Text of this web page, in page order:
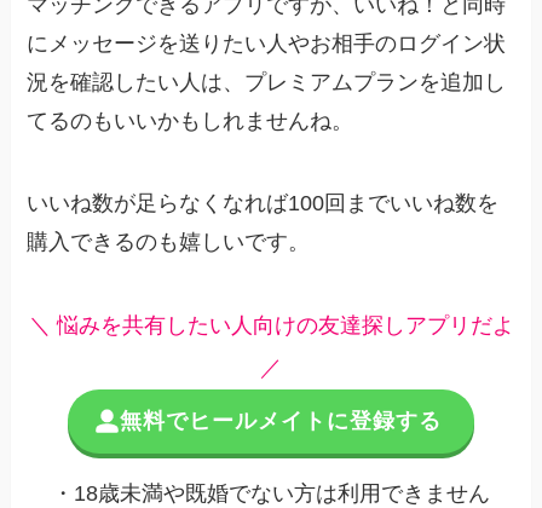
マッチングできるアプリですが、いいね！と同時
にメッセージを送りたい人やお相手のログイン状
況を確認したい人は、プレミアムプランを追加し
てるのもいいかもしれませんね。
いいね数が足らなくなれば100回までいいね数を
購入できるのも嬉しいです。
＼ 悩みを共有したい人向けの友達探しアプリだよ
／
無料でヒールメイトに登録する
・18歳未満や既婚でない方は利用できません